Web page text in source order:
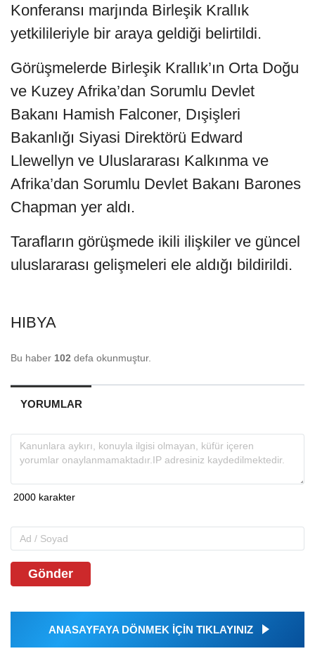
Konferansı marjında Birleşik Krallık
yetkilileriyle bir araya geldiği belirtildi.
Görüşmelerde Birleşik Krallık’ın Orta Doğu
ve Kuzey Afrika’dan Sorumlu Devlet
Bakanı Hamish Falconer, Dışişleri
Bakanlığı Siyasi Direktörü Edward
Llewellyn ve Uluslararası Kalkınma ve
Afrika’dan Sorumlu Devlet Bakanı Barones
Chapman yer aldı.
Tarafların görüşmede ikili ilişkiler ve güncel
uluslararası gelişmeleri ele aldığı bildirildi.
HIBYA
Bu haber 102 defa okunmuştur.
YORUMLAR
Gönder
ANASAYFAYA DÖNMEK İÇİN TIKLAYINIZ